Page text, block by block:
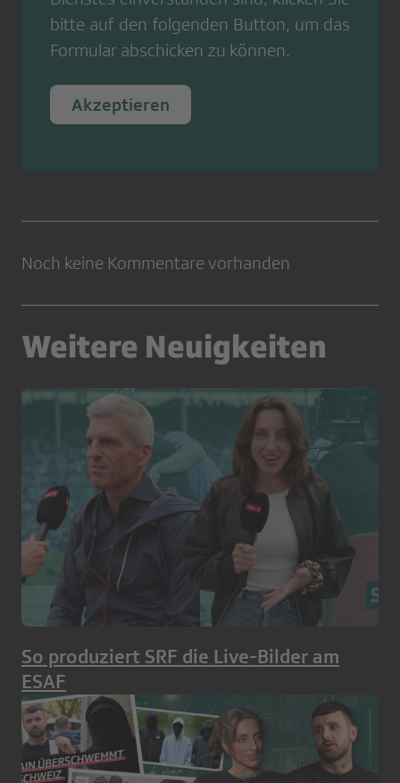
bitte auf den folgenden Button, um das
Formular abschicken zu können.
Akzeptieren
Noch keine Kommentare vorhanden
Weitere Neuigkeiten
So produziert SRF die Live-Bilder am
ESAF